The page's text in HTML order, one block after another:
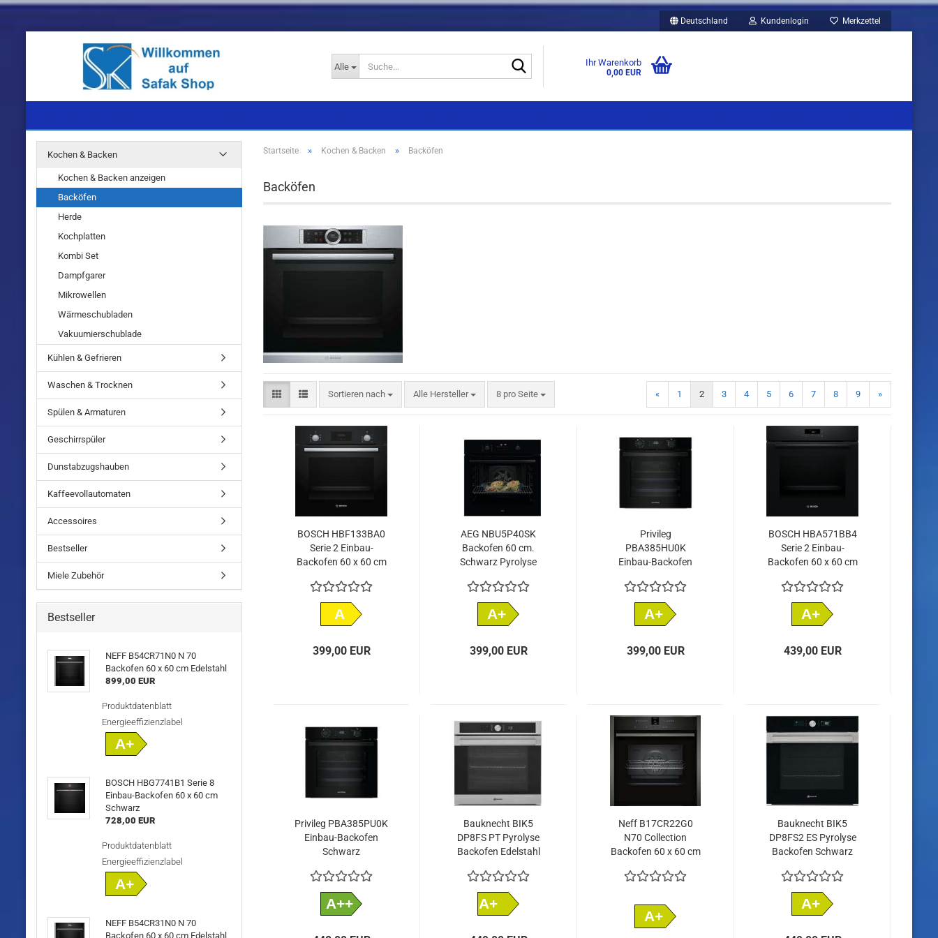
Deutschland Kundenlogin Merkzettel
Alle Ihr Warenkorb
0,00 EUR
Einbaugeräte
Standgeräte
Startseite » Kochen & Backen » Backöfen
Backöfen
Sortieren nach
Sortieren nach Alle Hersteller 8 pro Seite
pro Seite « 1 2 3 4 5 6 7 8 9 »
BOSCH HBF133BA0
Serie 2 Einbau-
Backofen 60 x 60 cm
A
399,00 EUR
AEG NBU5P40SK
Backofen 60 cm.
Schwarz Pyrolyse
A+
399,00 EUR
Privileg
PBA385HU0K
Einbau-Backofen
A+
399,00 EUR
BOSCH HBA571BB4
Serie 2 Einbau-
Backofen 60 x 60 cm
A+
439,00 EUR
Privileg PBA385PU0K
Einbau-Backofen
Schwarz
A++
Bauknecht BIK5
DP8FS PT Pyrolyse
Backofen Edelstahl
A+
Neff B17CR22G0
N70 Collection
Backofen 60 x 60 cm
A+
Bauknecht BIK5
DP8FS2 ES Pyrolyse
Backofen Schwarz
A+
Kochen & Backen
Kochen & Backen anzeigen
Backöfen
Herde
Kochplatten
Kombi Set
Dampfgarer
Mikrowellen
Wärmeschubladen
Vakuumierschublade
Kühlen & Gefrieren
Waschen & Trocknen
Spülen & Armaturen
Geschirrspüler
Dunstabzugshauben
Kaffeevollautomaten
Accessoires
Bestseller
Miele Zubehör
Bestseller
NEFF B54CR71N0 N 70
Backofen 60 x 60 cm Edelstahl
899,00 EUR
Produktdatenblatt
Energieeffizienzlabel
A+
BOSCH HBG7741B1 Serie 8
Einbau-Backofen 60 x 60 cm
Schwarz
728,00 EUR
Produktdatenblatt
Energieeffizienzlabel
A+
NEFF B54CR31N0 N 70
Backofen 60 x 60 cm Edelstahl